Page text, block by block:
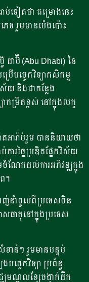
ប់ទៀតថា គម្រោងនេះ
ទ រួមមានប៉េងប៉ោះ
ដាប៊ី (Abu Dhabi) នៃ
ើបច្ចេកវិទ្យាកសិកម្ម
យ និងជាកន្លែង
កម្រិតខ្ពស់ នៅក្នុងលក្ខ
ារ៉ាប់រួម បាននិយាយថា
ការច្នៃប្រឌិតផ្នែកវិស័យ
ណែកដល់ការអភិវឌ្ឍក្នុង
។
ាញ់នាំចូលពីប្រទេសចិន
ធាតុនៅក្នុងប្រទេស
ខាន់ៗ ​រួម​មាន​បន្ទប់​
ចេក​វិទ្យា ប្រព័ន្ធ​
ឈមណ្ឌល​​ខ្សែ​ចង្វាក់ដឹក